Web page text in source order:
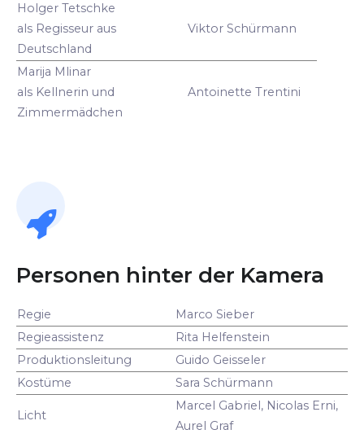
Holger Tetschke
als Regisseur aus
Deutschland
Viktor Schürmann
Marija Mlinar
als Kellnerin und
Zimmermädchen
Antoinette Trentini
Personen hinter der Kamera
Regie
Marco Sieber
Regieassistenz
Rita Helfenstein
Produktionsleitung
Guido Geisseler
Kostüme
Sara Schürmann
Licht
Marcel Gabriel, Nicolas Erni,
Aurel Graf